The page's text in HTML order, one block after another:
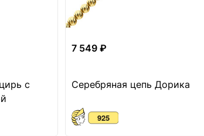
с
7 549 ₽
Серебряная цепь Дорика